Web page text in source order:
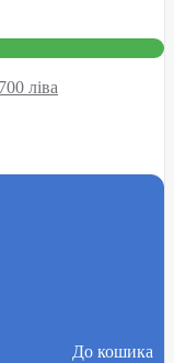
ліва
До кошика